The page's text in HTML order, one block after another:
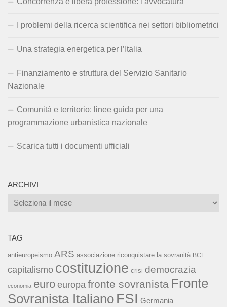
I problemi della ricerca scientifica nei settori bibliometrici
Una strategia energetica per l’Italia
Finanziamento e struttura del Servizio Sanitario
Nazionale
Comunità e territorio: linee guida per una
programmazione urbanistica nazionale
Scarica tutti i documenti ufficiali
ARCHIVI
Archivi
TAG
antieuropeismo ARS associazione riconquistare la sovranità BCE
capitalismo costituzione crisi democrazia
economia euro europa fronte sovranista Fronte
Sovranista Italiano FSI Germania